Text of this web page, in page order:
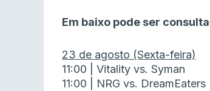
Em baixo pode ser
23 de agosto (Sexta-feira)
11:00 | Vitality vs. Syman
11:00 | NRG vs. DreamEaters